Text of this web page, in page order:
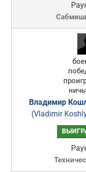
Владимир
(Vladimir